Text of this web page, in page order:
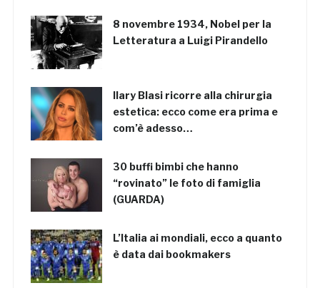
8 novembre 1934, Nobel per la
Letteratura a Luigi Pirandello
Ilary Blasi ricorre alla chirurgia
estetica: ecco come era prima e
com’è adesso…
30 buffi bimbi che hanno
“rovinato” le foto di famiglia
(GUARDA)
L’Italia ai mondiali, ecco a quanto
è data dai bookmakers